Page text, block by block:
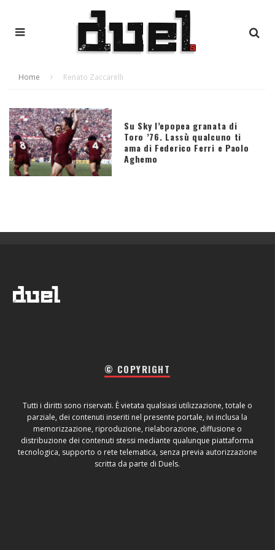
Home Renato Zaccarelli
Su Sky l’epopea granata di
Toro ’76. Lassù qualcuno ti
ama di Federico Ferri e Paolo
Aghemo
© COPYRIGHT
Tutti i diritti sono riservati. È vietata qualsiasi utilizzazione, totale o
parziale, dei contenuti inseriti nel presente portale, ivi inclusa la
memorizzazione, riproduzione, rielaborazione, diffusione o
distribuzione dei contenuti stessi mediante qualunque piattaforma
tecnologica, supporto o rete telematica, senza previa autorizzazione
scritta da parte di Duels.